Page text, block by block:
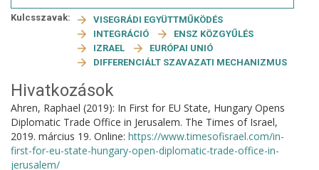
Kulcsszavak:
VISEGRÁDI EGYÜTTMŰKÖDÉS
INTEGRÁCIÓ
ENSZ KÖZGYŰLÉS
IZRAEL
EURÓPAI UNIÓ
DIFFERENCIÁLT SZAVAZATI MECHANIZMUS
Hivatkozások
Ahren, Raphael (2019): In First for EU State, Hungary Opens
Diplomatic Trade Office in Jerusalem. The Times of Israel,
2019. március 19. Online: https://www.timesofisrael.com/in-
first-for-eu-state-hungary-open-diplomatic-trade-office-in-
jerusalem/